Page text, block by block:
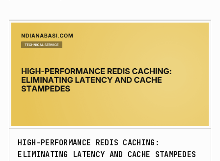
HIGH-PERFORMANCE REDIS CACHING:
ELIMINATING LATENCY AND CACHE STAMPEDES